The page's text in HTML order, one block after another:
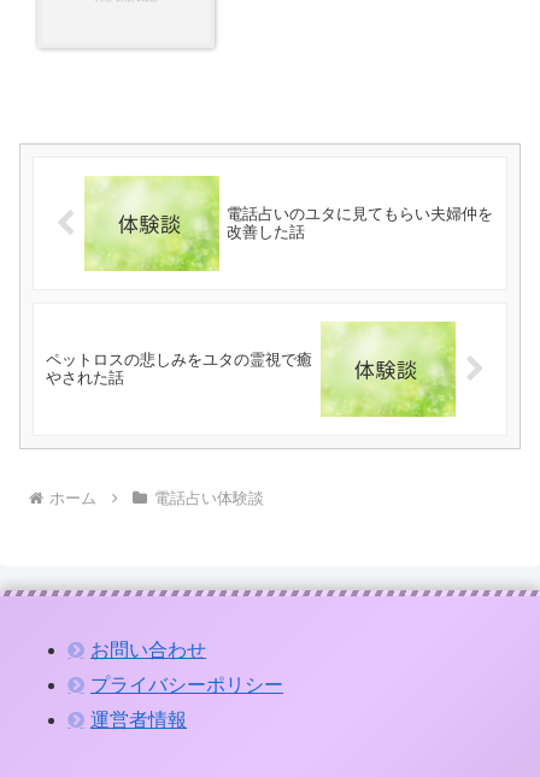
電話占いのユタに見てもらい夫婦仲を
改善した話
ペットロスの悲しみをユタの霊視で癒
やされた話
ホーム 電話占い体験談
お問い合わせ
プライバシーポリシー
運営者情報